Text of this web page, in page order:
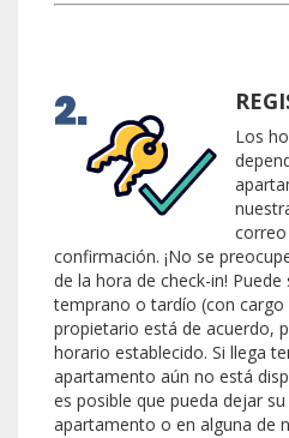
Los
confirmación. ¡No se
de la hora de check-in!
temprano o tardío (con cargo
propietario está de acuerdo,
horario establecido. Si llega
apartamento aún no está
es posible que pueda dejar
apartamento o en alguna de